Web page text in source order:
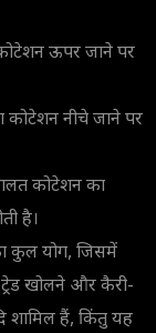
ऊपर जाने पर
कोटेशन नीचे जाने पर
गलत कोटेशन का
है।
कुल योग, जिसमें
ट्रेड खोलने और कैरी-
हैं, किंतु यह